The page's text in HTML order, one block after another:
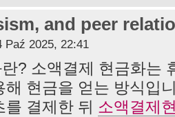
and peer
Paź 2025, 22:41
? 소액결제 현금화는
해 현금을 얻는 방식입
를 결제한 뒤 소액결제